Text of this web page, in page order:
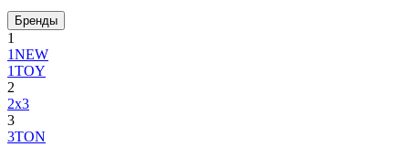
Бренды
1
1NEW
1TOY
2
2x3
3
3TON